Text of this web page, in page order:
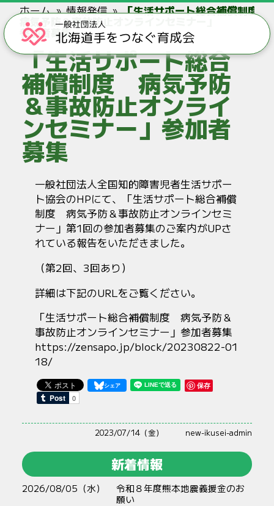
ホーム 情報発信 「生活サポート総合補償制度
病気予防＆事故防止オンラインセミナー」
参加者募集
「生活サポート総合
補償制度 病気予防
＆事故防止オンライ
ンセミナー」参加者
募集
一般社団法人全国知的障害児者生活サポー
ト協会のHPにて、「生活サポート総合補償
制度 病気予防＆事故防止オンラインセミ
ナー」第1回の参加者募集のご案内がUPさ
れている報告をいただきました。
（第2回、3回あり）
詳細は下記のURLをご覧ください。
「生活サポート総合補償制度 病気予防＆
事故防止オンラインセミナー」参加者募集
https://zensapo.jp/block/20230822-01
18/
保存
2023/07/14（金） new-ikusei-admin
新着情報
2026/08/05（水）
令和８年度熊本地震義援金のお
願い